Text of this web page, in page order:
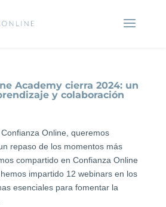
Academy cierra 2024: un
y colaboración
Online, queremos
repaso de los momentos más
compartido en Confianza Online
impartido 12 webinars en los
esenciales para fomentar la